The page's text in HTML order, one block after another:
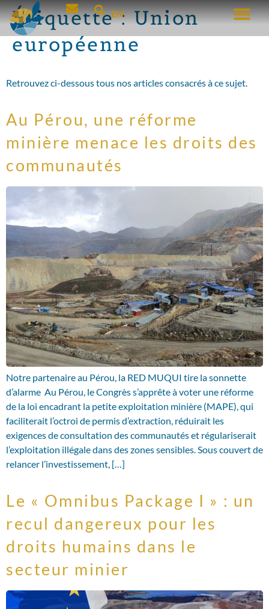
EN
Étiquette :Union
européenne
Retrouvez ci-dessous tous nos articles consacrés à ce sujet.
Au Pérou, une réforme
minière menace les droits des
communautés
Notre partenaire au Pérou, la RED MUQUI tire la sonnette
d’alarme Au Pérou, le Congrès s’apprête à voter une réforme
de la loi encadrant la petite exploitation minière (MAPE), qui
faciliterait l’octroi de permis d’extraction, réduirait les
exigences de consultation des communautés et régulariserait
l’exploitation illégale dans des zones sensibles. Sous couvert de
relancer l’investissement, […]
Le « Omnibus Package I » : un
recul dangereux pour les
droits humains dans le
secteur minier